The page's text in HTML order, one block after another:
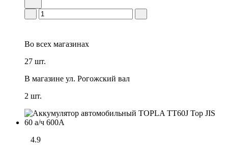
Во всех магазинах
27 шт.
В магазине ул. Рогожский вал
2 шт.
4.9